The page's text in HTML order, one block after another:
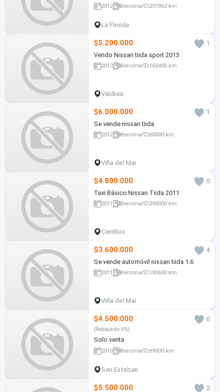
2012 Bencina 297862 km
La Florida
$5.200.000
1
Vendo Nissan tiida sport 2013
2013 Bencina 165400 km
Valdivia
$6.000.000
1
Se vende nissan tiida
2012 Bencina 60000 km
Viña del Mar
$4.800.000
0
Taxi Básico Nissan Tiida 2011
2011 Bencina 390000 km
Cerrillos
$3.600.000
4
Se vende automóvil nissan tiida 1.6
2011 Bencina 180600 km
Viña del Mar
$4.500.000 0
(Rebajado 6%)
Solo venta
2010 Bencina 99000 km
San Esteban
$5.500.000
2